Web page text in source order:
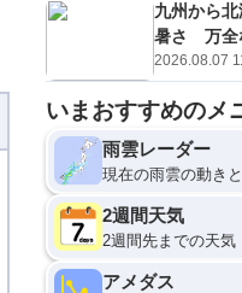
九州から
暑さ 万全
2026.08.07
いまおすすめのメ
雨雲レーダー
現在の雨雲の動き
2週間天気
2週間先までの天気
アメダス